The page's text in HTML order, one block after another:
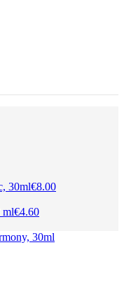
30ml€8.00
ml€4.60